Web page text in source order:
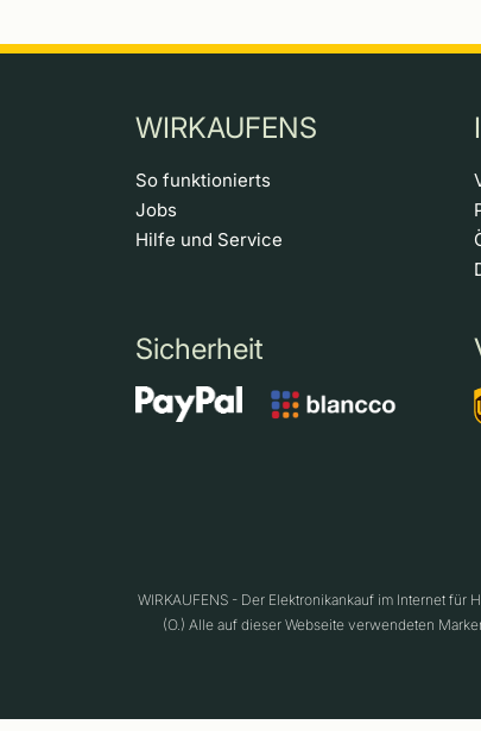
WIRKAUFENS
So funktionierts
Jobs
Hilfe und Service
Sicherheit
WIRKAUFENS - Der Elektronikankauf im Internet
(O.) Alle auf dieser Webseite verwendeten